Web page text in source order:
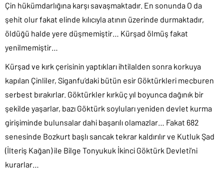
Çin hükümdarlığına karşı savaşmaktadır. En sonunda O da
şehit olur fakat elinde kılıcıyla atının üzerinde durmaktadır,
öldüğü halde yere düşmemiştir… Kürşad ölmüş fakat
yenilmemiştir…
Kürşad ve kırk çerisinin yaptıkları ihtilalden sonra korkuya
kapılan Çinliler, Siganfu’daki bütün esir Göktürkleri mecburen
serbest bırakırlar. Göktürkler kırküç yıl boyunca dağınık bir
şekilde yaşarlar, bazı Göktürk soyluları yeniden devlet kurma
girişiminde bulunsalar dahi başarılı olamazlar… Fakat 682
senesinde Bozkurt başlı sancak tekrar kaldırılır ve Kutluk Şad
(İlteriş Kağan) ile Bilge Tonyukuk İkinci Göktürk Devleti’ni
kurarlar…